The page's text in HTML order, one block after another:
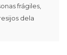
frágiles,
dela